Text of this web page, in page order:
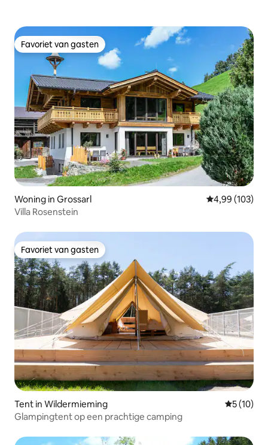
Favoriet van gasten
Favoriet van gasten
Woning in Grossarl Gemiddelde
4,99 (103)
Villa Rosenstein
Favoriet van gasten
Favoriet van gasten
Tent in Wildermieming
5 (10)
Glampingtent op een prachtige camping